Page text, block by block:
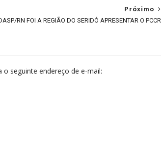
Próximo
RN FOI A REGIÃO DO SERIDÓ APRESENTAR O PCCR
o seguinte endereço de e-mail: